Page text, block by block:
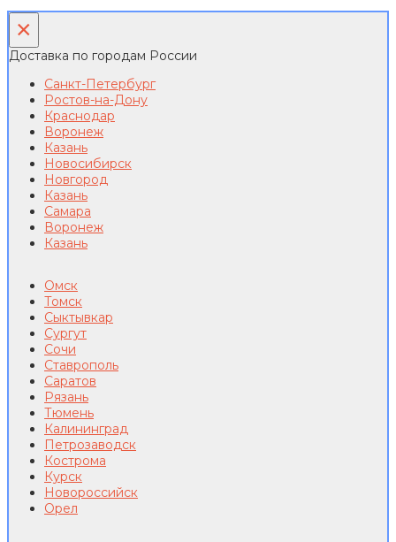
×
Доставка по городам России
Санкт-Петербург
Ростов-на-Дону
Краснодар
Воронеж
Казань
Новосибирск
Новгород
Казань
Самара
Воронеж
Казань
Омск
Томск
Сыктывкар
Сургут
Сочи
Ставрополь
Саратов
Рязань
Тюмень
Калининград
Петрозаводск
Кострома
Курск
Новороссийск
Орел